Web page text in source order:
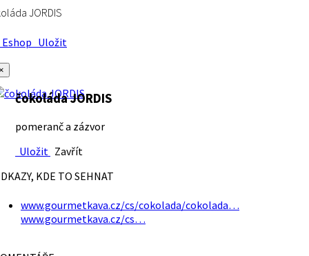
JORDIS
Uložit
čokoláda JORDIS
pomeranč a zázvor
Uložit Zavřít
KDE TO SEHNAT
www.gourmetkava.cz/cs/cokolada/cokolada…
www.gourmetkava.cz/cs…